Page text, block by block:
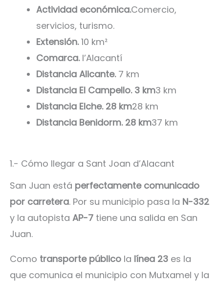
Actividad económica.Comercio,
servicios, turismo.
Extensión.10 km²
Comarca. l’Alacantí
Distancia Alicante. 7 km
Distancia El Campello. 3 km3 km
Distancia Elche. 28 km28 km
Distancia Benidorm. 28 km37 km
1.- Cómo llegar a Sant Joan d’Alacant
San Juan está perfectamente comunicado
por carretera. Por su municipio pasa la N-332
y la autopista AP-7 tiene una salida en San
Juan.
Como transporte público la línea 23 es la
que comunica el municipio con Mutxamel y la